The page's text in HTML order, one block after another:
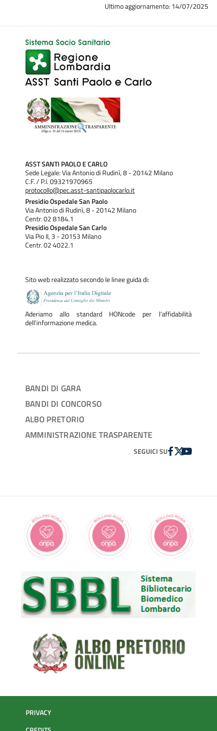
Ultimo aggiornamento: 14/07/2025
ASST SANTI PAOLO E CARLO
Sede Legale: Via Antonio di Rudinì, 8 - 20142 Milano
C.F. / P.I. 09321970965
protocollo@pec.asst-santipaolocarlo.it
Presidio Ospedale San Paolo
Via Antonio di Rudinì, 8 - 20142 Milano
Centr. 02 8184.1
Presidio Ospedale San Carlo
Via Pio II, 3 - 20153 Milano
Centr. 02 4022.1
Sito web realizzato secondo le linee guida di:
Aderiamo allo standard HONcode per l'affidabilità
dell'informazione medica.
BANDI DI GARA
BANDI DI CONCORSO
ALBO PRETORIO
AMMINISTRAZIONE TRASPARENTE
SEGUICI SUFACEBOOK
TWITTER
YOUTUBE
PRIVACY